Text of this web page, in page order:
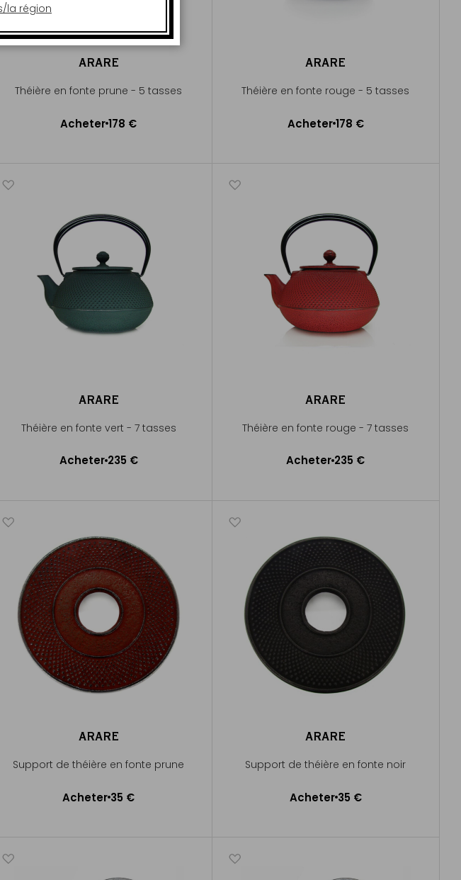
ARARE
Théière en fonte prune - 5 tasses
Acheter178 €
ARARE
Théière en fonte rouge - 5 tasses
Acheter178 €
ARARE
Théière en fonte vert - 7 tasses
Acheter235 €
ARARE
Théière en fonte rouge - 7 tasses
Acheter 235 €
ARARE
Support de théière en fonte prune
Acheter 35 €
ARARE
Support de théière en fonte noir
Acheter35 €
la région